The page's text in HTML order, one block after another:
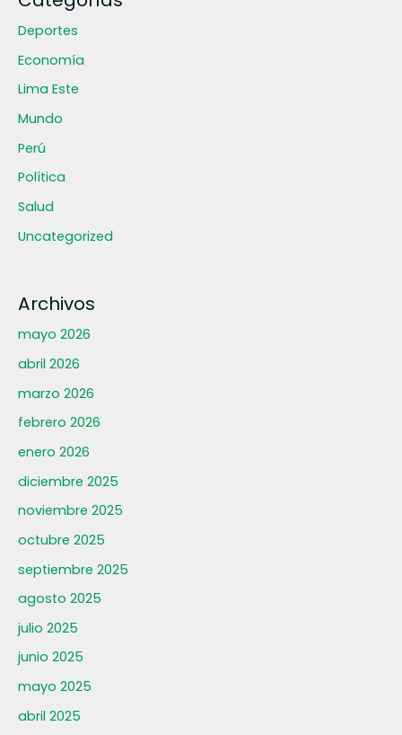
Deportes
Economía
Lima Este
Mundo
Perú
Política
Salud
Uncategorized
Archivos
mayo 2026
abril 2026
marzo 2026
febrero 2026
enero 2026
diciembre 2025
noviembre 2025
octubre 2025
septiembre 2025
agosto 2025
julio 2025
junio 2025
mayo 2025
abril 2025